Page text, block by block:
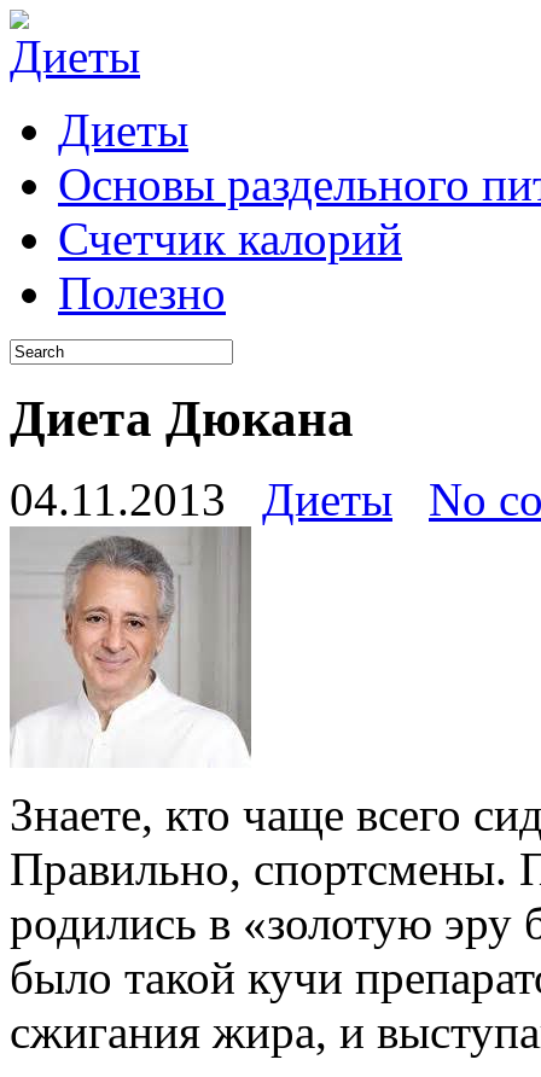
Диеты
Основы раздельного
Счетчик калорий
Полезно
Диета Дюкана
04.11.2013 Диеты No
Знаете, кто чаще всего
Правильно, спортсмены.
родились в «золотую эру
было такой кучи
сжигания жира, и